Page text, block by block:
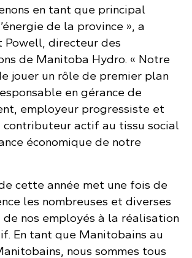
en tant que principal
de la province », a
Powell, directeur des
de Manitoba Hydro. « Notre
jouer un rôle de premier plan
en gérance de
employeur progressiste et
actif au tissu social
économique de notre
cette année met une fois de
les nombreuses et diverses
nos employés à la réalisation
En tant que Manitobains au
nous sommes tous